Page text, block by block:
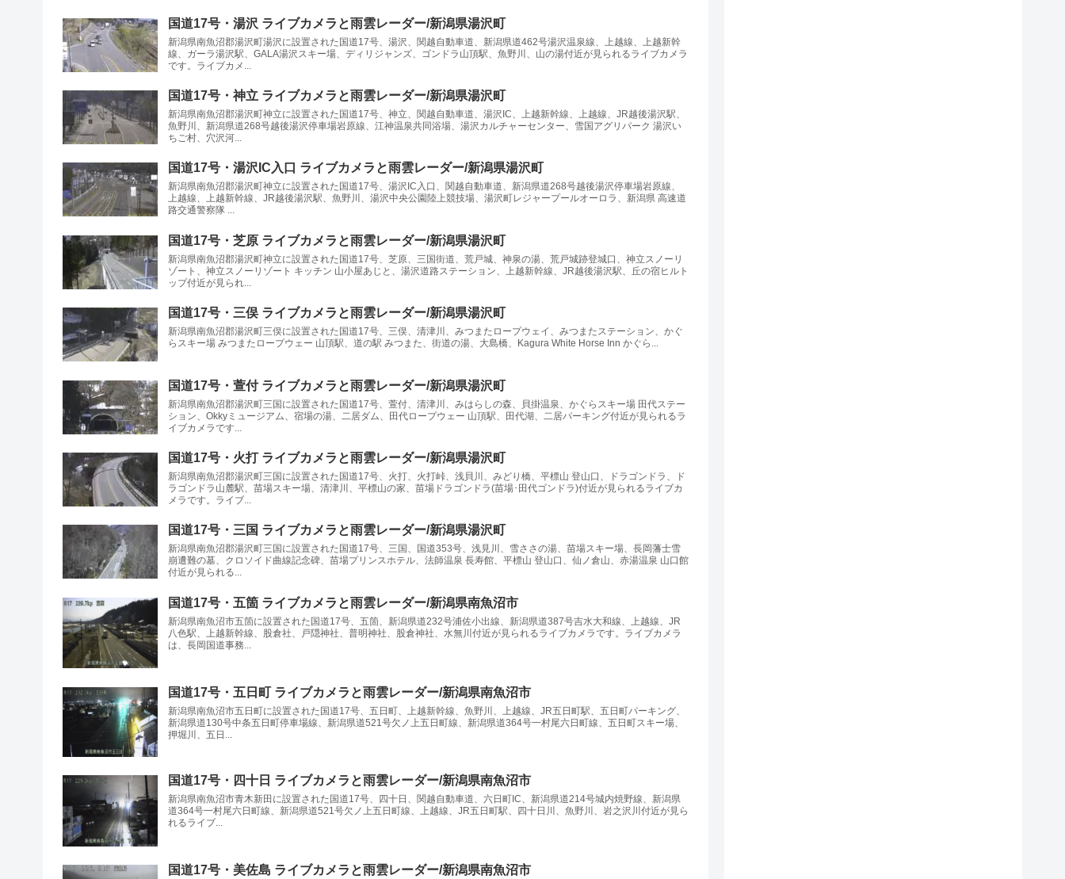
国道17号・湯沢 ライブカメラと雨雲レーダー/新潟県湯沢町
新潟県南魚沼郡湯沢町湯沢に設置された国道17号、湯沢、関越自動車道、新潟県道462号湯沢温泉線、上越線、上越新幹
線、ガーラ湯沢駅、GALA湯沢スキー場、ディリジャンズ、ゴンドラ山頂駅、魚野川、山の湯付近が見られるライブカメラ
です。ライブカメ...
国道17号・神立 ライブカメラと雨雲レーダー/新潟県湯沢町
新潟県南魚沼郡湯沢町神立に設置された国道17号、神立、関越自動車道、湯沢IC、上越新幹線、上越線、JR越後湯沢駅、
魚野川、新潟県道268号越後湯沢停車場岩原線、江神温泉共同浴場、湯沢カルチャーセンター、雪国アグリパーク 湯沢い
ちご村、穴沢河...
国道17号・湯沢IC入口 ライブカメラと雨雲レーダー/新潟県湯沢町
新潟県南魚沼郡湯沢町神立に設置された国道17号、湯沢IC入口、関越自動車道、新潟県道268号越後湯沢停車場岩原線、
上越線、上越新幹線、JR越後湯沢駅、魚野川、湯沢中央公園陸上競技場、湯沢町レジャープールオーロラ、新潟県 高速道
路交通警察隊 ...
国道17号・芝原 ライブカメラと雨雲レーダー/新潟県湯沢町
新潟県南魚沼郡湯沢町神立に設置された国道17号、芝原、三国街道、荒戸城、神泉の湯、荒戸城跡登城口、神立スノーリ
ゾート、神立スノーリゾート キッチン 山小屋あじと、湯沢道路ステーション、上越新幹線、JR越後湯沢駅、丘の宿ヒルト
ップ付近が見られ...
国道17号・三俣 ライブカメラと雨雲レーダー/新潟県湯沢町
新潟県南魚沼郡湯沢町三俣に設置された国道17号、三俣、清津川、みつまたロープウェイ、みつまたステーション、かぐ
らスキー場 みつまたロープウェー 山頂駅、道の駅 みつまた、街道の湯、大島橋、Kagura White Horse Inn かぐら...
国道17号・萱付 ライブカメラと雨雲レーダー/新潟県湯沢町
新潟県南魚沼郡湯沢町三国に設置された国道17号、萱付、清津川、みはらしの森、貝掛温泉、かぐらスキー場 田代ステー
ション、Okkyミュージアム、宿場の湯、二居ダム、田代ロープウェー 山頂駅、田代湖、二居パーキング付近が見られるラ
イブカメラです...
国道17号・火打 ライブカメラと雨雲レーダー/新潟県湯沢町
新潟県南魚沼郡湯沢町三国に設置された国道17号、火打、火打峠、浅貝川、みどり橋、平標山 登山口、ドラゴンドラ、ド
ラゴンドラ山麓駅、苗場スキー場、清津川、平標山の家、苗場ドラゴンドラ(苗場･田代ゴンドラ)付近が見られるライブカ
メラです。ライブ...
国道17号・三国 ライブカメラと雨雲レーダー/新潟県湯沢町
新潟県南魚沼郡湯沢町三国に設置された国道17号、三国、国道353号、浅見川、雪ささの湯、苗場スキー場、長岡藩士雪
崩遭難の墓、クロソイド曲線記念碑、苗場プリンスホテル、法師温泉 長寿館、平標山 登山口、仙ノ倉山、赤湯温泉 山口館
付近が見られる...
国道17号・五箇 ライブカメラと雨雲レーダー/新潟県南魚沼市
新潟県南魚沼市五箇に設置された国道17号、五箇、新潟県道232号浦佐小出線、新潟県道387号吉水大和線、上越線、JR
八色駅、上越新幹線、股倉社、戸隠神社、普明神社、股倉神社、水無川付近が見られるライブカメラです。ライブカメラ
は、長岡国道事務...
国道17号・五日町 ライブカメラと雨雲レーダー/新潟県南魚沼市
新潟県南魚沼市五日町に設置された国道17号、五日町、上越新幹線、魚野川、上越線、JR五日町駅、五日町パーキング、
新潟県道130号中条五日町停車場線、新潟県道521号欠ノ上五日町線、新潟県道364号一村尾六日町線、五日町スキー場、
押堀川、五日...
国道17号・四十日 ライブカメラと雨雲レーダー/新潟県南魚沼市
新潟県南魚沼市青木新田に設置された国道17号、四十日、関越自動車道、六日町IC、新潟県道214号城内焼野線、新潟県
道364号一村尾六日町線、新潟県道521号欠ノ上五日町線、上越線、JR五日町駅、四十日川、魚野川、岩之沢川付近が見ら
れるライブ...
国道17号・美佐島 ライブカメラと雨雲レーダー/新潟県南魚沼市